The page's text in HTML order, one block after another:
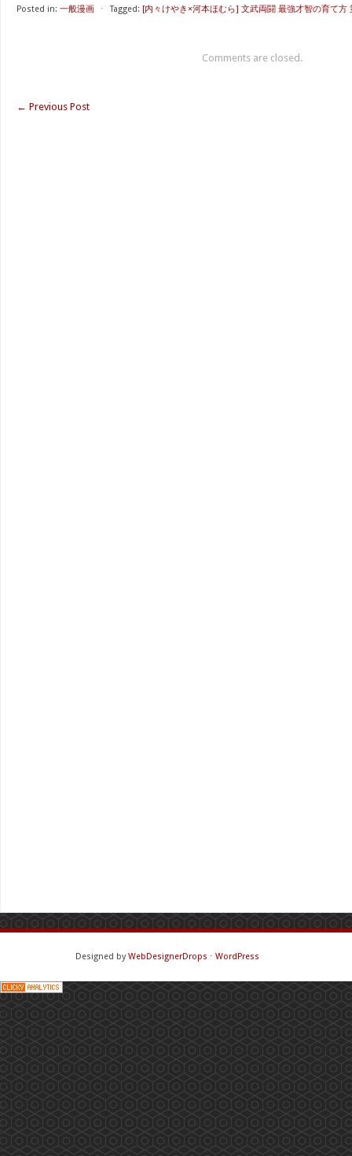
Posted in: 一般漫画 ⋅ Tagged: [内々けやき×河本ほむら] 文武両闘 最強才智の育て方
Comments are closed.
← Previous Post
Designed byWebDesignerDrops ⋅ WordPress